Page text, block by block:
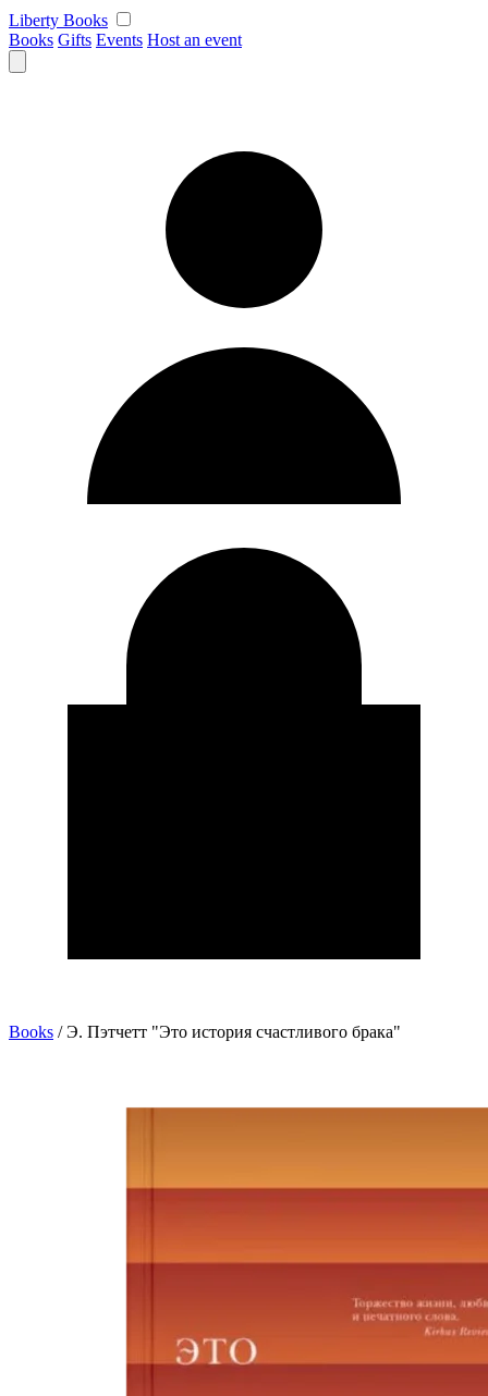
Skip
to
content
Liberty Books
Books Gifts Events Host an event
Books / Э. Пэтчетт "Это история счастливого брака"